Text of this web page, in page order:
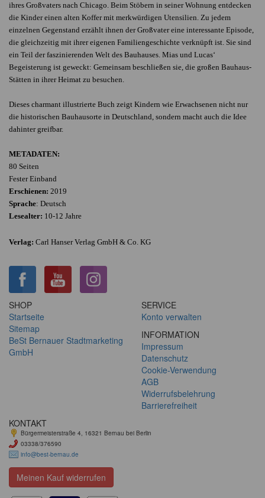
ihres Großvaters nach Chicago. Beim Stöbern in seiner Wohnung entdecken
die Kinder einen alten Koffer mit merkwürdigen Utensilien. Zu jedem
einzelnen Gegenstand erzählt ihnen der Großvater eine interessante Episode,
die gleichzeitig mit ihrer eigenen Familiengeschichte verknüpft ist. Sie sind
ein Teil der faszinierenden Welt des Bauhauses. Mias und Lucas‘
Begeisterung ist geweckt: Gemeinsam beschließen sie, die großen Bauhaus-
Stätten in ihrer Heimat zu besuchen.
Dieses charmant illustrierte Buch zeigt Kindern wie Erwachsenen nicht nur
die historischen Bauhausorte in Deutschland, sondern macht auch die Idee
dahinter greifbar.
METADATEN:
80 Seiten
Fester Einband
Erschienen: 2019
Sprache: Deutsch
Lesealter: 10-12 Jahre
Verlag: Carl Hanser Verlag GmbH & Co. KG
SHOP
Startseite
Sitemap
BeSt Bernauer Stadtmarketing
GmbH
SERVICE
Konto verwalten
INFORMATION
Impressum
Datenschutz
Cookie-Verwendung
AGB
Widerrufsbelehrung
Barrierefreiheit
KONTAKT
Bürgermeisterstraße 4, 16321 Bernau bei Berlin
03338/376590
info@best-bernau.de
Meinen Kauf widerrufen